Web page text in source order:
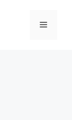
Menu